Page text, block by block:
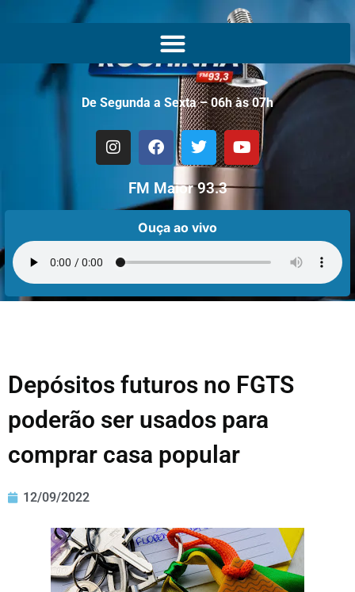
De Segunda a Sexta – 06h às 07h
FM Maior 93.3
Ouça ao vivo
Depósitos futuros no FGTS
poderão ser usados para
comprar casa popular
12/09/2022